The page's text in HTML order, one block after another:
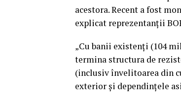
acestora. Recent a fost
explicat reprezentanţii
„Cu banii existenţi (104
termina structura de
(inclusiv învelitoarea din
exterior şi dependinţele